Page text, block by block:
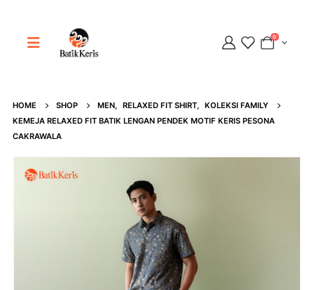
0
HOME SHOP MEN, RELAXED FIT SHIRT, KOLEKSI FAMILY
KEMEJA RELAXED FIT BATIK LENGAN PENDEK MOTIF KERIS PESONA
CAKRAWALA
Adipati
Online